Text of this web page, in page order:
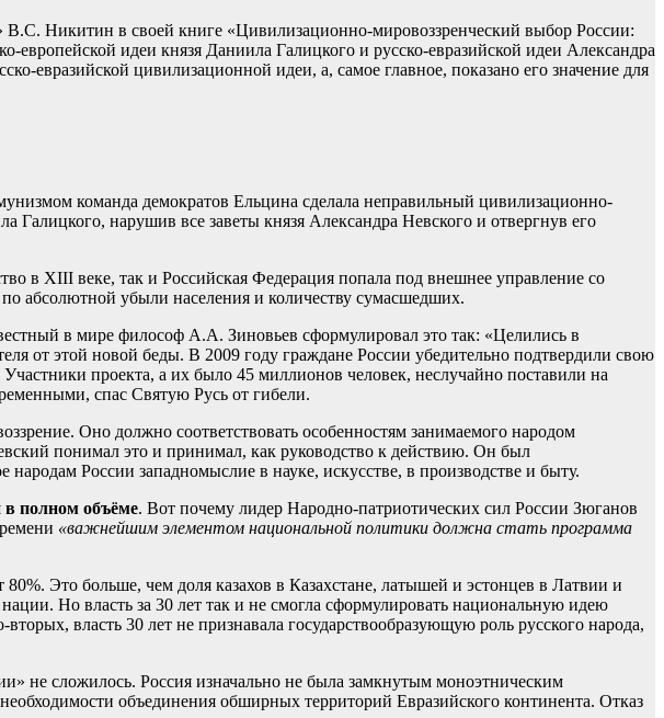
Никитин в своей книге «Цивилизационно-мировоззренческий выбор России:
идеи князя Даниила Галицкого и русско-евразийской идеи Александра
евразийской цивилизационной идеи, а, самое главное, показано его значение для
команда демократов Ельцина сделала неправильный цивилизационно-
нарушив все заветы князя Александра Невского и отвергнув его
в XIII веке, так и Российская Федерация попала под внешнее управление со
абсолютной убыли населения и количеству сумасшедших.
в мире философ А.А. Зиновьев сформулировал это так: «Целились в
от этой новой беды. В 2009 году граждане России убедительно подтвердили свою
проекта, а их было 45 миллионов человек, неслучайно поставили на
спас Святую Русь от гибели.
Оно должно соответствовать особенностям занимаемого народом
понимал это и принимал, как руководство к действию. Он был
России западномыслие в науке, искусстве, в производстве и быту.
в полном объёме. Вот почему лидер Народно-патриотических сил России Зюганов
«важнейшим элементом национальной политики должна стать программа
Это больше, чем доля казахов в Казахстане, латышей и эстонцев в Латвии и
Но власть за 30 лет так и не смогла сформулировать национальную идею
власть 30 лет не признавала государствообразующую роль русского народа,
не сложилось. Россия изначально не была замкнутым моноэтническим
объединения обширных территорий Евразийского континента. Отказ